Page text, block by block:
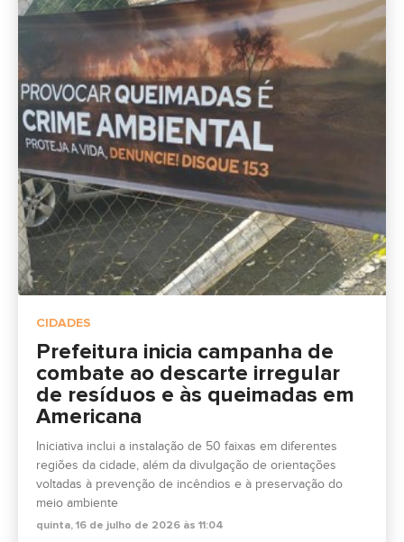
CIDADES
Prefeitura inicia campanha de
combate ao descarte irregular
de resíduos e às queimadas em
Americana
Iniciativa inclui a instalação de 50 faixas em diferentes
regiões da cidade, além da divulgação de orientações
voltadas à prevenção de incêndios e à preservação do
meio ambiente
quinta, 16 de julho de 2026 às 11:04